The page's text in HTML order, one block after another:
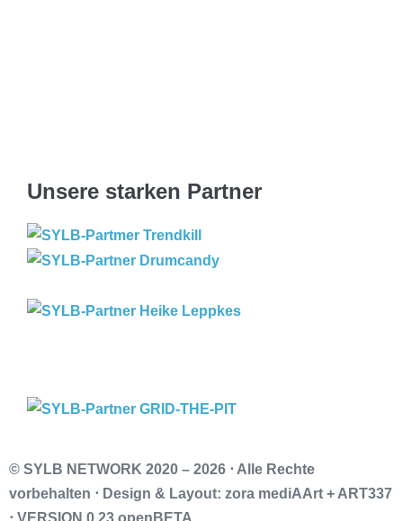
Unsere starken Partner
© SYLB NETWORK 2020 – 2026 ⋅ Alle Rechte
vorbehalten ⋅ Design & Layout: zora mediAArt + ART337
⋅ VERSION 0.23 openBETA